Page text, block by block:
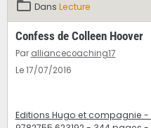
Dans Lecture
Confess de Colleen Hoover
Par alliancecoaching17
Le 17/07/2016
Editions Hugo et compagnie -